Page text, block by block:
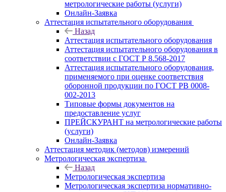
метрологические работы (услуги)
Онлайн-Заявка
Аттестация испытательного оборудования
Назад
Аттестация испытательного оборудования
Аттестация испытательного оборудования в
соответствии с ГОСТ Р 8.568-2017
Аттестация испытательного оборудования,
применяемого при оценке соответствия
оборонной продукции по ГОСТ РВ 0008-
002-2013
Типовые формы документов на
предоставление услуг
ПРЕЙСКУРАНТ на метрологические работы
(услуги)
Онлайн-Заявка
Аттестация методик (методов) измерений
Метрологическая экспертиза
Назад
Метрологическая экспертиза
Метрологическая экспертиза нормативно-